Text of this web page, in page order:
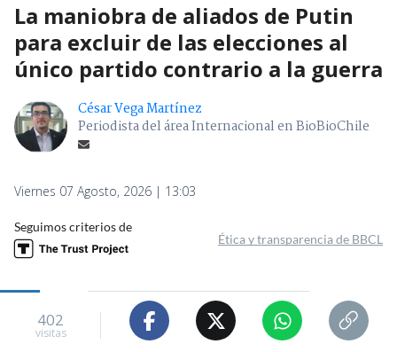
La maniobra de aliados de Putin
para excluir de las elecciones al
único partido contrario a la guerra
César Vega Martínez
Periodista del área Internacional en BioBioChile
Viernes 07 Agosto, 2026 | 13:03
Seguimos criterios de
Ética y transparencia de BBCL
402
visitas